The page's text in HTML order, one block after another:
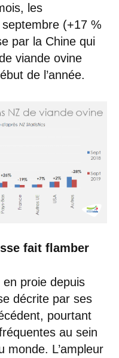
les
(+17 %
par la Chine qui
viande ovine
de l’année.
fait flamber
en proie depuis
décrite par ses
pourtant
au sein
monde. L’ampleur